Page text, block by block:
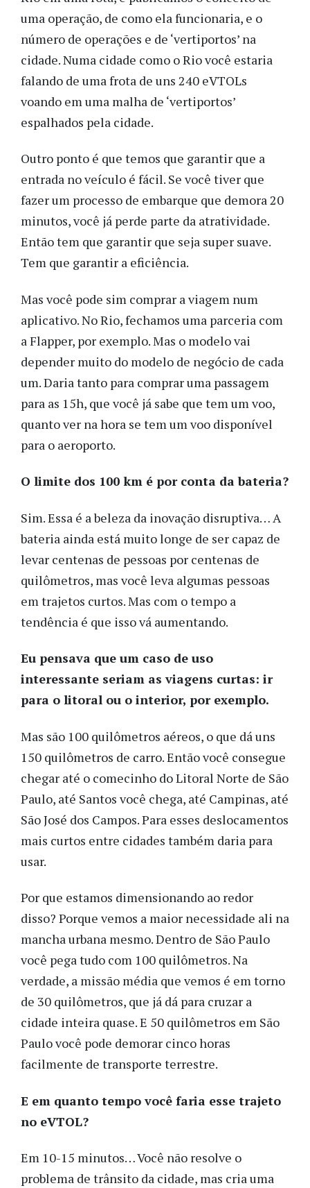
uma operação, de como ela funcionaria, e o
número de operações e de ‘vertiportos’ na
cidade. Numa cidade como o Rio você estaria
falando de uma frota de uns 240 eVTOLs
voando em uma malha de ‘vertiportos’
espalhados pela cidade.
Outro ponto é que temos que garantir que a
entrada no veículo é fácil. Se você tiver que
fazer um processo de embarque que demora 20
minutos, você já perde parte da atratividade.
Então tem que garantir que seja super suave.
Tem que garantir a eficiência.
Mas você pode sim comprar a viagem num
aplicativo. No Rio, fechamos uma parceria com
a Flapper, por exemplo. Mas o modelo vai
depender muito do modelo de negócio de cada
um. Daria tanto para comprar uma passagem
para as 15h, que você já sabe que tem um voo,
quanto ver na hora se tem um voo disponível
para o aeroporto.
O limite dos 100 km é por conta da bateria?
Sim. Essa é a beleza da inovação disruptiva… A
bateria ainda está muito longe de ser capaz de
levar centenas de pessoas por centenas de
quilômetros, mas você leva algumas pessoas
em trajetos curtos. Mas com o tempo a
tendência é que isso vá aumentando.
Eu pensava que um caso de uso
interessante seriam as viagens curtas: ir
para o litoral ou o interior, por exemplo.
Mas são 100 quilômetros aéreos, o que dá uns
150 quilômetros de carro. Então você consegue
chegar até o comecinho do Litoral Norte de São
Paulo, até Santos você chega, até Campinas, até
São José dos Campos. Para esses deslocamentos
mais curtos entre cidades também daria para
usar.
Por que estamos dimensionando ao redor
disso? Porque vemos a maior necessidade ali na
mancha urbana mesmo. Dentro de São Paulo
você pega tudo com 100 quilômetros. Na
verdade, a missão média que vemos é em torno
de 30 quilômetros, que já dá para cruzar a
cidade inteira quase. E 50 quilômetros em São
Paulo você pode demorar cinco horas
facilmente de transporte terrestre.
E em quanto tempo você faria esse trajeto
no eVTOL?
Em 10-15 minutos… Você não resolve o
problema de trânsito da cidade, mas cria uma